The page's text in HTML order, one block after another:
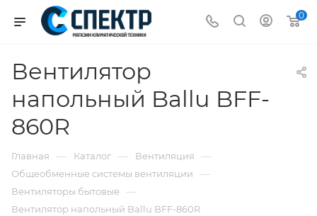
0
Вентилятор
напольный Ballu BFF-
860R
Главная — Каталог — Вентиляция —
Общеобменные системы вентиляции —
Вентиляторы бытовые —
Вентилятор напольный Ballu BFF-860R